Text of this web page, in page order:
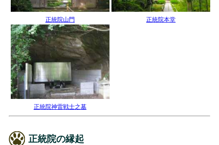
正統院山門 正統院本堂
正統院神雷戦士之墓
正統院の縁起